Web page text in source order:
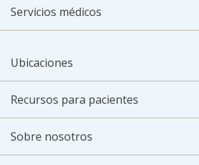
Servicios médicos
Ubicaciones
Recursos para pacientes
Sobre nosotros